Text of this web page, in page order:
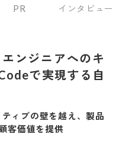
PR インタビュー
ンジニアへのキ
で実現する自
ィブの壁を越え、製品
客価値を提供